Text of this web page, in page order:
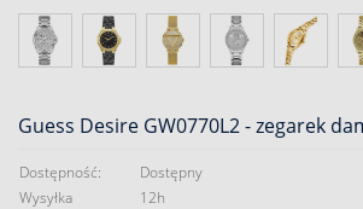
Guess Desire GW0770L2 - zegarek
Dostępność:
Dostępny
Wysyłka
12h